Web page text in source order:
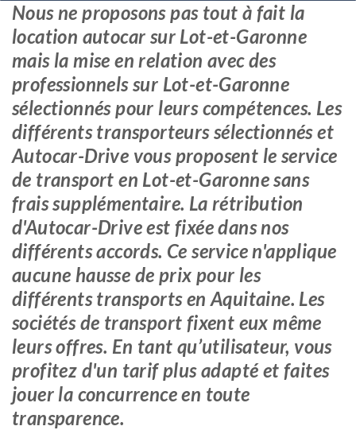
Nous ne proposons pas tout à fait la
location autocar sur Lot-et-Garonne
mais la mise en relation avec des
professionnels sur Lot-et-Garonne
sélectionnés pour leurs compétences. Les
différents transporteurs sélectionnés et
Autocar-Drive vous proposent le service
de transport en Lot-et-Garonne sans
frais supplémentaire. La rétribution
d'Autocar-Drive est fixée dans nos
différents accords. Ce service n'applique
aucune hausse de prix pour les
différents transports en Aquitaine. Les
sociétés de transport fixent eux même
leurs offres. En tant qu’utilisateur, vous
profitez d'un tarif plus adapté et faites
jouer la concurrence en toute
transparence.